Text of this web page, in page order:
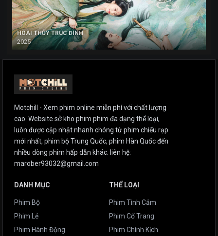
HOÀI THỦY TRÚC ĐÌNH
2025
Motchill - Xem phim online miễn phí với chất lượng
cao. Website sở kho phim phim đa dạng thể loại,
luôn được cập nhật nhanh chóng từ phim chiếu rạp
mới nhất, phim bộ Trung Quốc, phim Hàn Quốc đến
nhiều dòng phim hấp dẫn khác. liên hệ:
marober93032@gmail.com
DANH MỤC
Phim Bộ
Phim Lẻ
Phim Hành Động
THỂ LOẠI
Phim Tình Cảm
Phim Cổ Trang
Phim Chính Kịch